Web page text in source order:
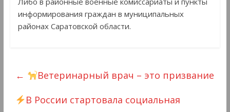
информирования граждан в муниципальных
районах Саратовской области.
←
Ветеринарный врач – это призвание
В России стартовала социальная